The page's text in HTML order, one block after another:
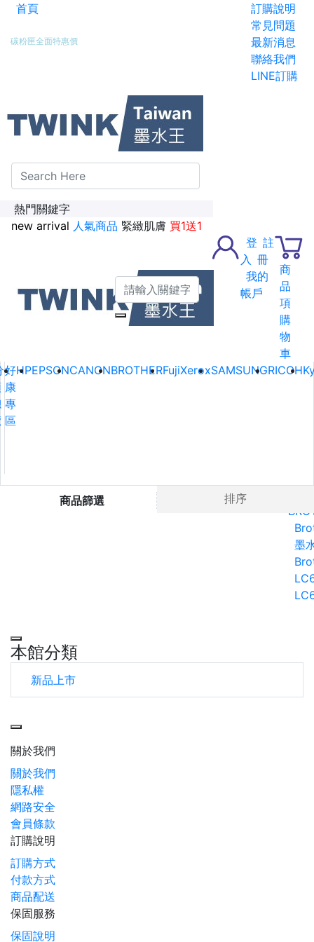
首頁
新加入會員送紅利金100點
碳粉匣全面特惠價
訂購說明
常見問題
最新消息
聯絡我們
LINE訂購
熱門關鍵字
new arrival 人氣商品 緊緻肌膚 買1送1
登
入
註
冊
我的
帳戶
商
品
項
購
物
車
好
康
專
區
HPEPSONCANONBROTHERFujiXeroxSAMSUNGRICOH
商品篩選 排序
墨
本館分類
新品上市
關於我們
關於我們
隱私權
網路安全
會員條款
訂購說明
訂購方式
付款方式
商品配送
保固服務
保固說明